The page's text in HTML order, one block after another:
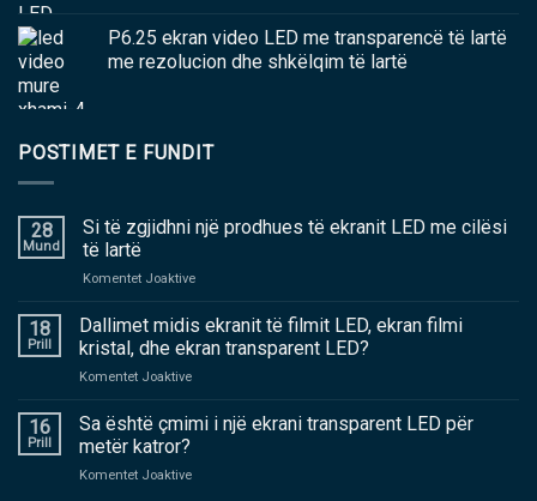
P6.25 ekran video LED me transparencë të lartë
me rezolucion dhe shkëlqim të lartë
POSTIMET E FUNDIT
28
Mund
Si të zgjidhni një prodhues të ekranit LED me cilësi
të lartë
Komentet Joaktivenë
një
ekranit
18
Prill
Dallimet midis ekranit të filmit LED, ekran filmi
kristal, dhe ekran transparent LED?
Komentet Joaktivenë
midis
ekranit
filmit
16
Prill
Sa është çmimi i një ekrani transparent LED për
metër katror?
Komentet Joaktivenë